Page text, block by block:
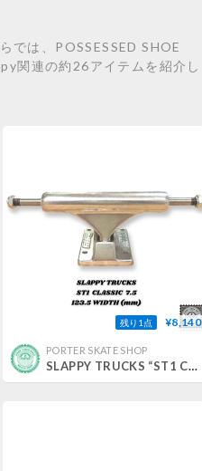
では、POSSESSED SHOE
連の約26アイテムを紹介し
残り1点 ¥8,140
PORTER SKATE SHOP
SLAPPY TRUCKS “ST1 CLASSIC” 7.5